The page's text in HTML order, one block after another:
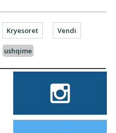
Kryesoret Vendi
ushqime